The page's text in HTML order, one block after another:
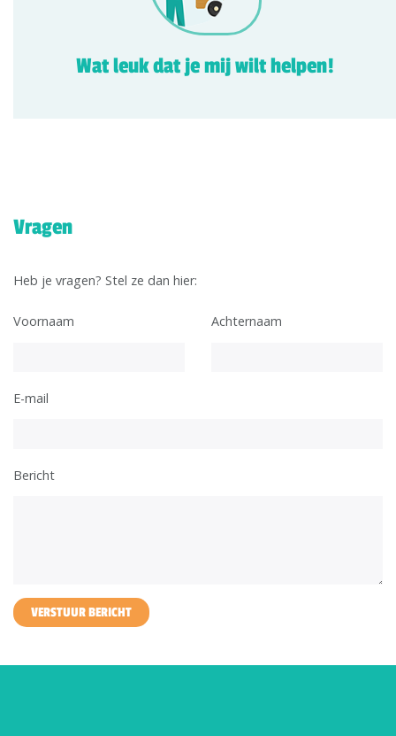
Wat leuk dat je mij wilt helpen!
Vragen
Heb je vragen? Stel ze dan hier:
Voornaam Achternaam
E-mail
Bericht
VERSTUUR BERICHT